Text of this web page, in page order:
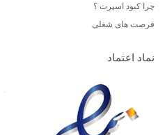
چرا کبود اسپرت ؟
فرصت های شغلی
نماد اعتماد